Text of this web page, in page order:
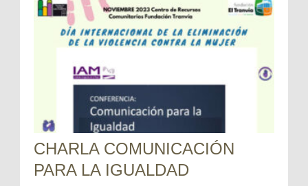
CHARLA COMUNICACIÓN
PARA LA IGUALDAD